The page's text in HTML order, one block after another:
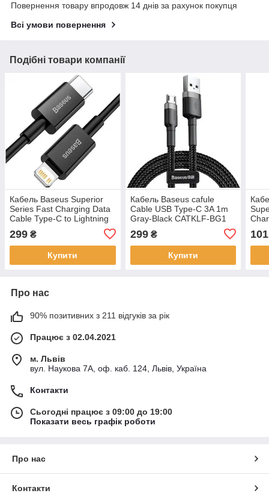
Повернення товару впродовж 14 днів за рахунок покупця
Всі умови повернення
Подібні товари компанії
Кабель Baseus Superior
Series Fast Charging Data
Cable Type-C to Lightning
A02)
299 ₴
Купити
Кабель Baseus cafule
Cable USB Type-C 3A 1m
Gray-Black CATKLF-BG1
299₴
Купити
101
Про нас
90% позитивних з 211 відгуків за рік
Працює з 02.04.2021
м. Львів
вул. Наукова 7А, оф. каб. 124, Львів, Україна
Контакти
Сьогодні працює з 09:00 до 19:00
Показати весь графік роботи
Про нас
Контакти